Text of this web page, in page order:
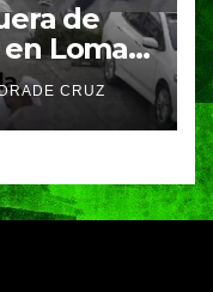
de
Lomas
CRUZ